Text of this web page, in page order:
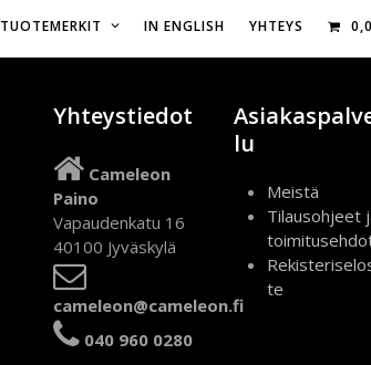
Vapaudenkatu 16,
TUOTEMERKIT IN ENGLISH YHTEYS
Yhteystiedot
Cameleon
Paino
Vapaudenkatu 16
40100 Jyväskylä
cameleon@cameleon.fi
040 960 0280
lu
Meistä
Tilausohjeet
te